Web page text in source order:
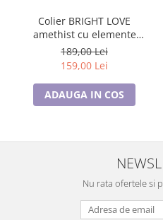
Colier BRIGHT LOVE
amethist cu elemente
Swarovski, placat cu aur 18k
189,00 Lei
159,00 Lei
ADAUGA IN COS
Nu rata ofertele si